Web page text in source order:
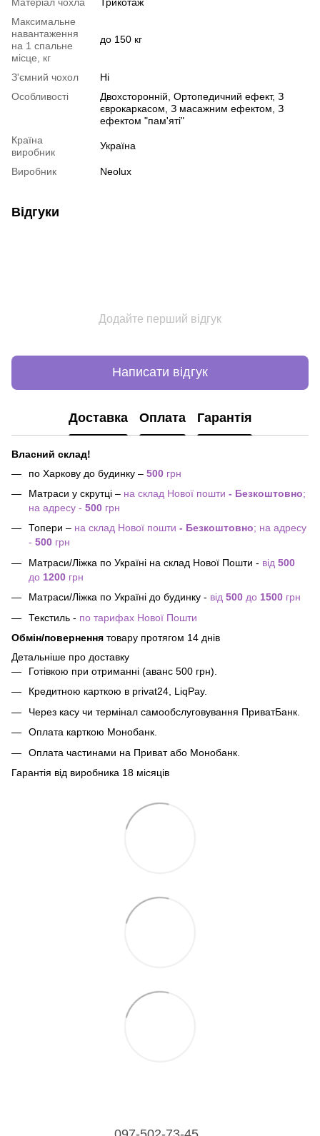
Максимальне
навантаження
на 1 спальне
місце, кг
до 150 кг
З'ємний чохол
Ні
Особливості
Двохсторонній Ортопедичний ефект, З
єврокаркасом З масажним ефектом З
ефектом "пам'яті"
Країна
виробник
Україна
Виробник Neolux
Відгуки
Додайте перший відгук
Написати відгук
Доставка Оплата Гарантія
Власний склад!
по Харкову до будинку – 500 грн
Матраси у скрутці – на склад Нової пошти - Безкоштовно;
на адресу - 500 грн
Топери – на склад Нової пошти - Безкоштовно; на адресу
- 500 грн
Матраси/Ліжка по Україні на склад Нової Пошти - від 500
до 1200 грн
Матраси/Ліжка по Україні до будинку - від 500 до 1500 грн
Текстиль - по тарифах Нової Пошти
Обмін/повернення товару протягом 14 днів
Детальніше про доставку
Готівкою при отриманні (аванс 500 грн).
Кредитною карткою в privat24, LiqPay.
Через касу чи термінал самообслуговування ПриватБанк.
Оплата карткою Монобанк.
Оплата частинами на Приват або Монобанк.
Гарантія від виробника 18 місяців